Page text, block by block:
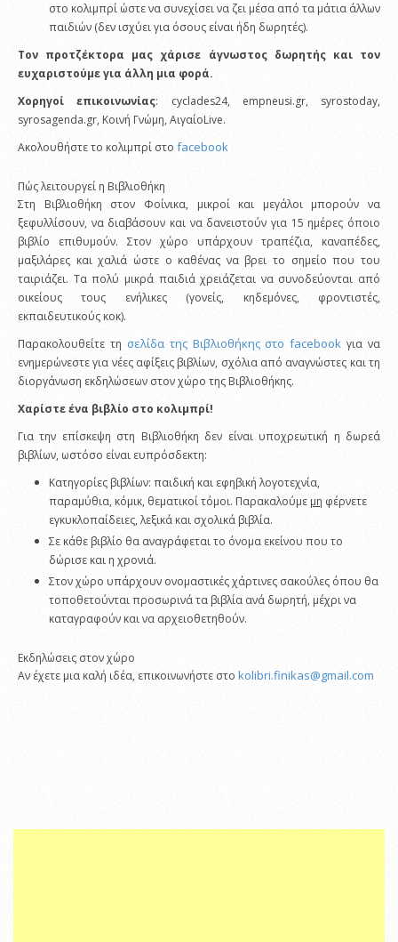
στο κολιμπρί ώστε να συνεχίσει να ζει μέσα από τα μάτια άλλων
παιδιών (δεν ισχύει για όσους είναι ήδη δωρητές).
Τον προτζέκτορα μας χάρισε άγνωστος δωρητής και τον
ευχαριστούμε για άλλη μια φορά.
Χορηγοί επικοινωνίας: cyclades24, empneusi.gr, syrostoday,
syrosagenda.gr, Κοινή Γνώμη, ΑιγαίοLive.
Ακολουθήστε το κολιμπρί στο facebook
Πώς λειτουργεί η Βιβλιοθήκη
Στη Βιβλιοθήκη στον Φοίνικα, μικροί και μεγάλοι μπορούν να
ξεφυλλίσουν, να διαβάσουν και να δανειστούν για 15 ημέρες όποιο
βιβλίο επιθυμούν. Στον χώρο υπάρχουν τραπέζια, καναπέδες,
μαξιλάρες και χαλιά ώστε ο καθένας να βρει το σημείο που του
ταιριάζει. Τα πολύ μικρά παιδιά χρειάζεται να συνοδεύονται από
οικείους τους ενήλικες (γονείς, κηδεμόνες, φροντιστές,
εκπαιδευτικούς κοκ).
Παρακολουθείτε τη σελίδα της Βιβλιοθήκης στο facebook για να
ενημερώνεστε για νέες αφίξεις βιβλίων, σχόλια από αναγνώστες και τη
διοργάνωση εκδηλώσεων στον χώρο της Βιβλιοθήκης.
Χαρίστε ένα βιβλίο στο κολιμπρί!
Για την επίσκεψη στη Βιβλιοθήκη δεν είναι υποχρεωτική η δωρεά
βιβλίων, ωστόσο είναι ευπρόσδεκτη:
Κατηγορίες βιβλίων: παιδική και εφηβική λογοτεχνία,
παραμύθια, κόμικ, θεματικοί τόμοι. Παρακαλούμεμη φέρνετε
εγκυκλοπαίδειες, λεξικά και σχολικά βιβλία.
Σε κάθε βιβλίο θα αναγράφεται το όνομα εκείνου που το
δώρισε και η χρονιά.
Στον χώρο υπάρχουν ονομαστικές χάρτινες σακούλες όπου θα
τοποθετούνται προσωρινά τα βιβλία ανά δωρητή, μέχρι να
καταγραφούν και να αρχειοθετηθούν.
Εκδηλώσεις στον χώρο
Αν έχετε μια καλή ιδέα, επικοινωνήστε στο kolibri.finikas@gmail.com